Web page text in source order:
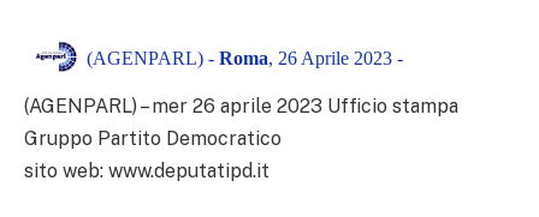
(AGENPARL) - Roma, 26 Aprile 2023 -
(AGENPARL) – mer 26 aprile 2023 Ufficio stampa
Gruppo Partito Democratico
sito web: www.deputatipd.it